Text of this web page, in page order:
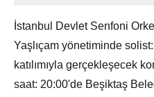
İstanbul Devlet Senfoni
Yaşlıçam yönetiminde
katılımıyla gerçekleşecek
saat: 20:00'de Beşiktaş